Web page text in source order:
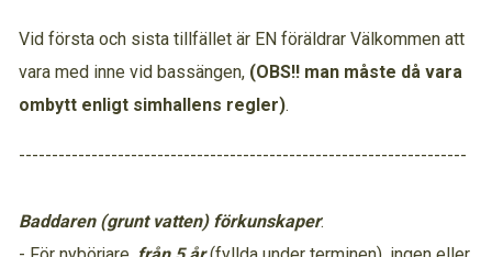
Vid första och sista tillfället är EN föräldrar Välkommen att
vara med inne vid bassängen, (OBS!! man måste då vara
ombytt enligt simhallens regler).
--------------------------------------------------------------------
Baddaren (grunt vatten) förkunskaper: